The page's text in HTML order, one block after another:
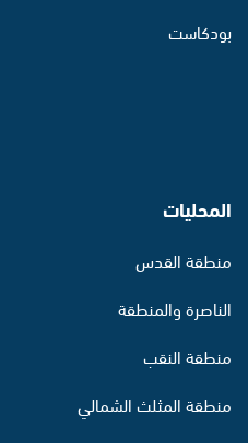
بودكاست
المحليات
منطقة القدس
الناصرة والمنطقة
منطقة النقب
منطقة المثلث الشمالي